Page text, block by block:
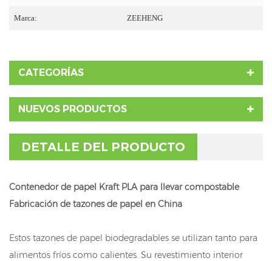
Marca: ZEEHENG
CATEGORÍAS
NUEVOS PRODUCTOS
DETALLE DEL PRODUCTO
Contenedor de papel Kraft PLA para llevar compostable
Fabricación de tazones de papel en China
Estos tazones de papel biodegradables se utilizan tanto para
alimentos fríos como calientes. Su revestimiento interior